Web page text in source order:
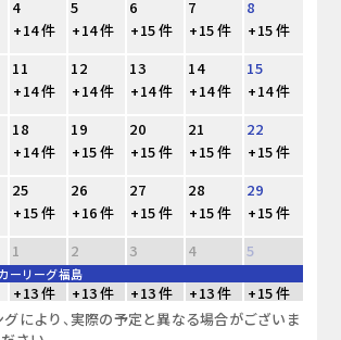
4 5 6 7
8
+14 件 +14 件 +15 件 +15 件
+15 件
11 12 13 14
15
+14 件 +14 件 +14 件 +14 件
+14 件
18 19 20 21
22
+14 件 +15 件 +15 件 +15 件
+15 件
25 26 27 28
29
+15 件 +16 件 +15 件 +15 件
+15 件
1 2 3 4 5
ーリーグ福島
+13 件 +13 件 +13 件 +13 件
+15 件
により、実際の予定と異なる場合がございま